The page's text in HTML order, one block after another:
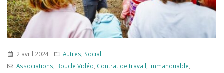
2 avril 2024 Autres Social
Associations Boucle Vidéo Contrat de travail Immanquable